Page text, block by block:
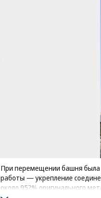
При перемещении башня была
работы — укрепление
около 95?% оригинального